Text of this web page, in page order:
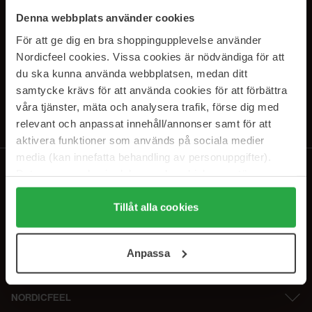
Denna webbplats använder cookies
För att ge dig en bra shoppingupplevelse använder
Nordicfeel cookies. Vissa cookies är nödvändiga för att
du ska kunna använda webbplatsen, medan ditt
samtycke krävs för att använda cookies för att förbättra
våra tjänster, mäta och analysera trafik, förse dig med
relevant och anpassat innehåll/annonser samt för att
aktivera funktioner som används på sociala medier
media (kan innefatta behandling av personuppgifter).
Genom att trycka på "Tillåt alla cookies" accepterar du
alla cookies, medan du under "Detaljer" kan anpassa
användningen av cookies. Du kan när som helst återkalla
samt vår Integritetspolicy.
Tillåt alla cookies
Anpassa
SUBSCRIBE TO OUR
NEWSLETTER
E-postadresse
Ved å abonnere godtar du vårpersonvernerklæring. Du kan melde deg
NORDICFEEL